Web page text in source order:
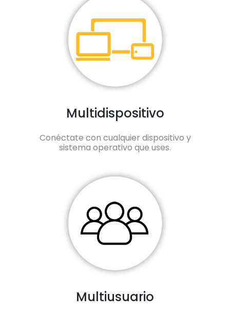
Multidispositivo
Conéctate con cualquier dispositivo y
sistema operativo que uses.
Multiusuario